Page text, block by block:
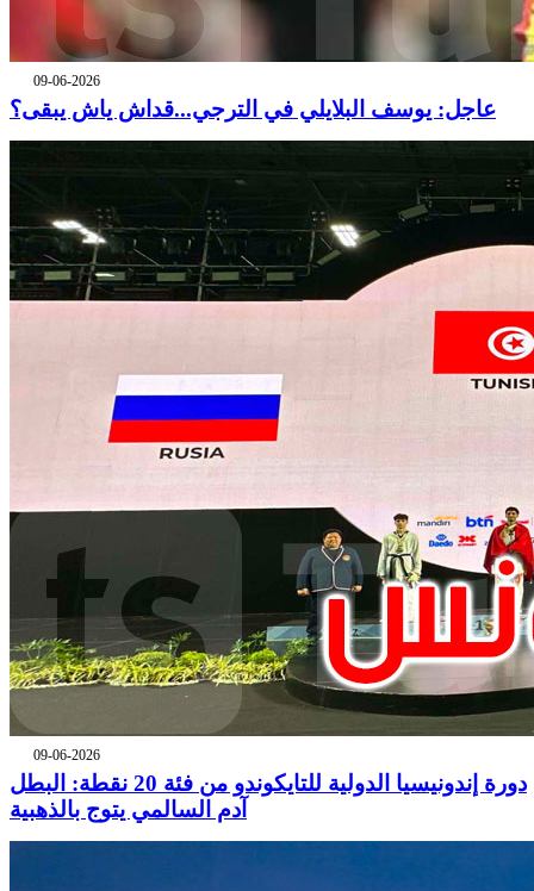
09-06-2026
عاجل: يوسف البلايلي في الترجي...قداش ياش يبقى؟
09-06-2026
دورة إندونيسيا الدولية للتايكوندو من فئة 20 نقطة: البطل
آدم السالمي يتوج بالذهبية